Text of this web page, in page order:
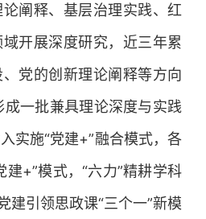
阐释、基层治理实践、红
开展深度研究，近三年累
党的创新理论阐释等方向
一批兼具理论深度与实践
实施“党建+”融合模式，各
建+”模式，“六力”精耕学科
建引领思政课“三个一”新模